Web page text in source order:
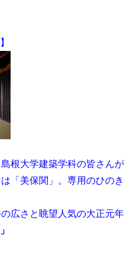
根大学建築学科の皆さんが
「美保関」。専用のひのき
広さと眺望人気の大正元年